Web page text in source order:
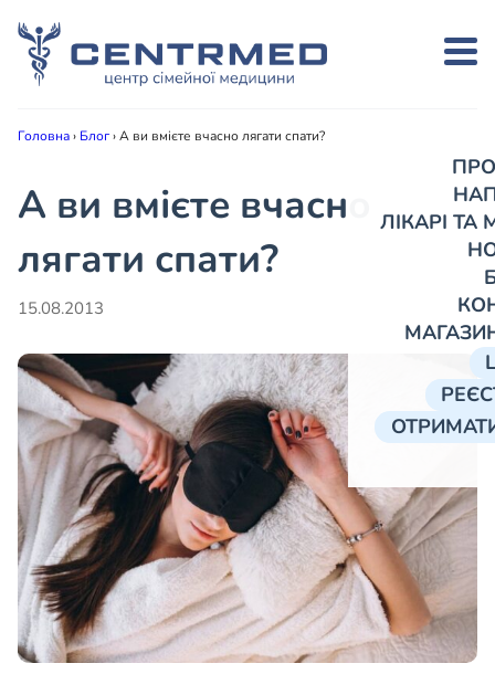
ЛІКАРІ
Головна› Блог›А ви вмієте вчасно лягати спати?
А ви вмієте вчасно
лягати спати?
15.08.2013